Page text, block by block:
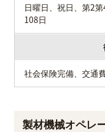
日曜日、祝日、第2
108日
社会保険完備、交通
製材機械オペレ